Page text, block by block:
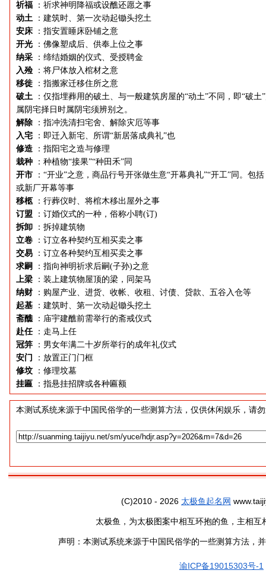
祈福
：祈求神明降福或设醮还愿之事
动土
：建筑时、第一次动起锄头挖土
安床
：指安置睡床卧铺之意
开光
：佛像塑成后、供奉上位之事
纳采
：缔结婚姻的仪式、受授聘金
入殓
：将尸体放入棺材之意
移徙
：指搬家迁移住所之意
破土
：仅指埋葬用的破土、与一般建筑房屋的“动土”不同，即“破
属阴宅择日时属阴宅须辨别之。
解除
：指冲洗清扫宅舍、解除灾厄等事
入宅
：即迁入新宅、所谓“新居落成典礼”也
修造
：指阳宅之造与修理
栽种
：种植物“接果”“种田禾”同
开市
：“开业”之意，商品行号开张做生意“开幕典礼”“开工”同。
或新厂开幕等事
移柩
：行葬仪时、将棺木移出屋外之事
订盟
：订婚仪式的一种，俗称小聘(订)
拆卸
：拆掉建筑物
立卷
：订立各种契约互相买卖之事
交易
：订立各种契约互相买卖之事
求嗣
：指向神明祈求后嗣(子孙)之意
上梁
：装上建筑物屋顶的梁，同架马
纳财
：购屋产业、进货、收帐、收租、讨债、贷款、五谷入仓等
起基
：建筑时、第一次动起锄头挖土
斋醮 ：庙宇建醮前需举行的斋戒仪式
赴任 ：走马上任
冠笄
：男女年满二十岁所举行的成年礼仪式
安门
：放置正门门框
修坟
：修理坟墓
挂匾
：指悬挂招牌或各种匾额
本测试系统来源于中国民俗学的一些测算方法，仅供休闲娱乐，请
(C)2010 - 2026 太极鱼起名网
太极鱼，为太极图案中相互环抱的鱼，主相
声明：本测试系统来源于中国民俗学的一些测算方法，
渝ICP备19015303号-1